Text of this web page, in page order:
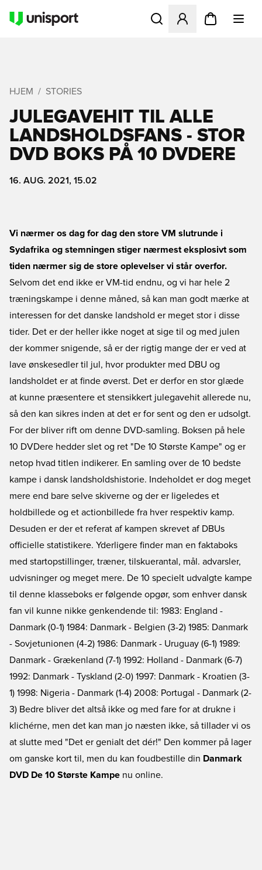
Åbner en Modal til at
HJEM STORIES
JULEGAVEHIT TIL ALLE
LANDSHOLDSFANS - STOR
DVD BOKS PÅ 10 DVDERE
16. AUG. 2021, 15.02
Vi nærmer os dag for dag den store VM slutrunde i
Sydafrika og stemningen stiger nærmest eksplosivt som
tiden nærmer sig de store oplevelser vi står overfor.
Selvom det end ikke er VM-tid endnu, og vi har hele 2
træningskampe i denne måned, så kan man godt mærke at
interessen for det danske landshold er meget stor i disse
tider. Det er der heller ikke noget at sige til og med julen
der kommer snigende, så er der rigtig mange der er ved at
lave ønskesedler til jul, hvor produkter med DBU og
landsholdet er at finde øverst. Det er derfor en stor glæde
at kunne præsentere et stensikkert julegavehit allerede nu,
så den kan sikres inden at det er for sent og den er udsolgt.
For der bliver rift om denne DVD-samling. Boksen på hele
10 DVDere hedder slet og ret "De 10 Største Kampe" og er
netop hvad titlen indikerer. En samling over de 10 bedste
kampe i dansk landsholdshistorie. Indeholdet er dog meget
mere end bare selve skiverne og der er ligeledes et
holdbillede og et actionbillede fra hver respektiv kamp.
Desuden er der et referat af kampen skrevet af DBUs
officielle statistikere. Yderligere finder man en faktaboks
med startopstillinger, træner, tilskuerantal, mål. advarsler,
udvisninger og meget mere. De 10 specielt udvalgte kampe
til denne klasseboks er følgende opgør, som enhver dansk
fan vil kunne nikke genkendende til: 1983: England -
Danmark (0-1) 1984: Danmark - Belgien (3-2) 1985: Danmark
- Sovjetunionen (4-2) 1986: Danmark - Uruguay (6-1) 1989:
Danmark - Grækenland (7-1) 1992: Holland - Danmark (6-7)
1992: Danmark - Tyskland (2-0) 1997: Danmark - Kroatien (3-
1) 1998: Nigeria - Danmark (1-4) 2008: Portugal - Danmark (2-
3) Bedre bliver det altså ikke og med fare for at drukne i
klichérne, men det kan man jo næsten ikke, så tillader vi os
at slutte med "Det er genialt det dér!" Den kommer på lager
om ganske kort til, men du kan foudbestille din Danmark
DVD De 10 Største Kampe nu online.